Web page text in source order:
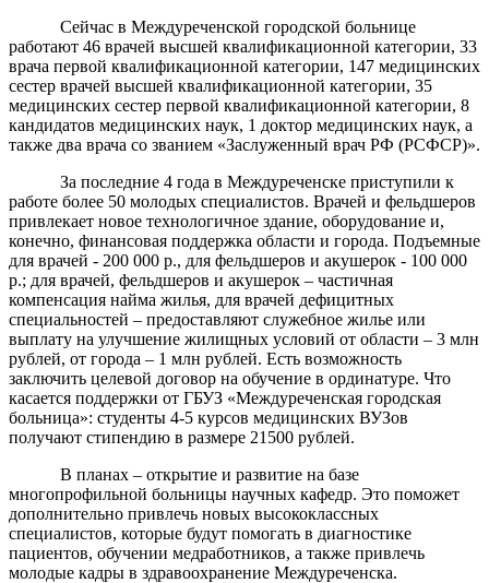
Сейчас в Междуреченской городской больнице
работают 46 врачей высшей квалификационной категории, 33
врача первой квалификационной категории, 147 медицинских
сестер врачей высшей квалификационной категории, 35
медицинских сестер первой квалификационной категории, 8
кандидатов медицинских наук, 1 доктор медицинских наук, а
также два врача со званием «Заслуженный врач РФ (РСФСР)».
За последние 4 года в Междуреченске приступили к
работе более 50 молодых специалистов. Врачей и фельдшеров
привлекает новое технологичное здание, оборудование и,
конечно, финансовая поддержка области и города. Подъемные
для врачей - 200 000 р., для фельдшеров и акушерок - 100 000
р.; для врачей, фельдшеров и акушерок – частичная
компенсация найма жилья, для врачей дефицитных
специальностей – предоставляют служебное жилье или
выплату на улучшение жилищных условий от области – 3 млн
рублей, от города – 1 млн рублей. Есть возможность
заключить целевой договор на обучение в ординатуре. Что
касается поддержки от ГБУЗ «Междуреченская городская
больница»: студенты 4-5 курсов медицинских ВУЗов
получают стипендию в размере 21500 рублей.
В планах – открытие и развитие на базе
многопрофильной больницы научных кафедр. Это поможет
дополнительно привлечь новых высококлассных
специалистов, которые будут помогать в диагностике
пациентов, обучении медработников, а также привлечь
молодые кадры в здравоохранение Междуреченска.